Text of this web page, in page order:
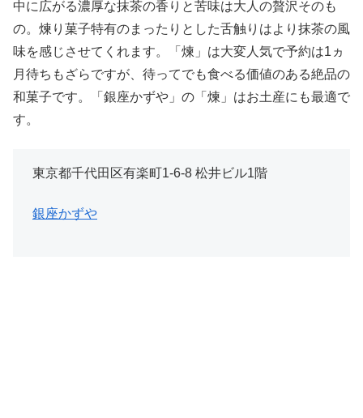
中に広がる濃厚な抹茶の香りと苦味は大人の贅沢そのも
の。煉り菓子特有のまったりとした舌触りはより抹茶の風
味を感じさせてくれます。「煉」は大変人気で予約は1ヵ
月待ちもざらですが、待ってでも食べる価値のある絶品の
和菓子です。「銀座かずや」の「煉」はお土産にも最適で
す。
東京都千代田区有楽町1-6-8 松井ビル1階
銀座かずや